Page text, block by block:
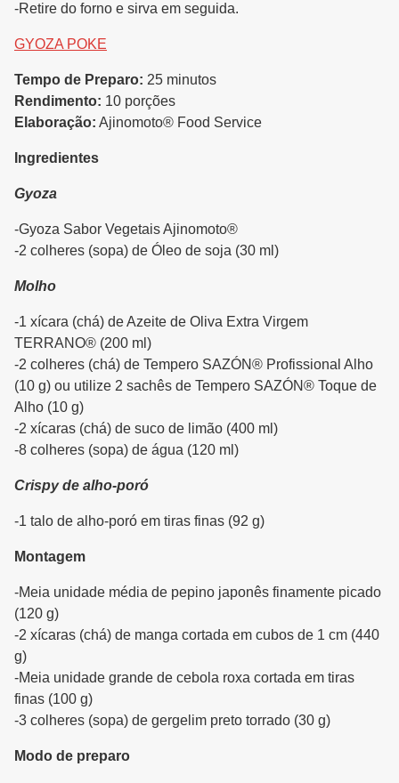
-Retire do forno e sirva em seguida.
GYOZA POKE
Tempo de Preparo: 25 minutos
Rendimento: 10 porções
Elaboração: Ajinomoto® Food Service
Ingredientes
Gyoza
-Gyoza Sabor Vegetais Ajinomoto®
-2 colheres (sopa) de Óleo de soja (30 ml)
Molho
-1 xícara (chá) de Azeite de Oliva Extra Virgem
TERRANO® (200 ml)
-2 colheres (chá) de Tempero SAZÓN® Profissional Alho
(10 g) ou utilize 2 sachês de Tempero SAZÓN® Toque de
Alho (10 g)
-2 xícaras (chá) de suco de limão (400 ml)
-8 colheres (sopa) de água (120 ml)
Crispy de alho-poró
-1 talo de alho-poró em tiras finas (92 g)
Montagem
-Meia unidade média de pepino japonês finamente picado
(120 g)
-2 xícaras (chá) de manga cortada em cubos de 1 cm (440
g)
-Meia unidade grande de cebola roxa cortada em tiras
finas (100 g)
-3 colheres (sopa) de gergelim preto torrado (30 g)
Modo de preparo